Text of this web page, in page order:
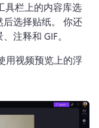
具栏上的内容库选
选择贴纸。 你还
注释和 GIF。
用视频预览上的浮